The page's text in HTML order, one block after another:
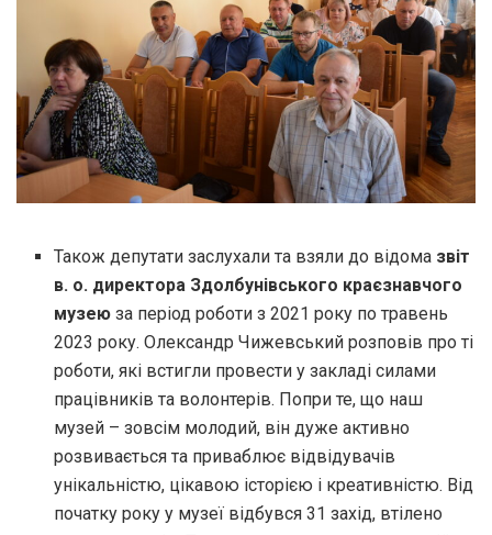
Також депутати заслухали та взяли до відома звіт
в. о. директора Здолбунівського краєзнавчого
музею за період роботи з 2021 року по травень
2023 року. Олександр Чижевський розповів про ті
роботи, які встигли провести у закладі силами
працівників та волонтерів. Попри те, що наш
музей – зовсім молодий, він дуже активно
розвивається та приваблює відвідувачів
унікальністю, цікавою історією і креативністю. Від
початку року у музеї відбувся 31 захід, втілено